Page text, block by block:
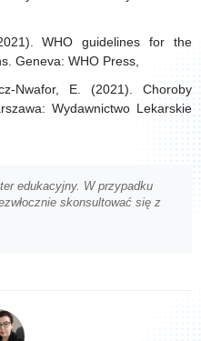
WHO guidelines for the
Geneva: WHO Press,
Nwafor, E. (2021). Choroby
Wydawnictwo Lekarskie
edukacyjny. W przypadku
skonsultować się z